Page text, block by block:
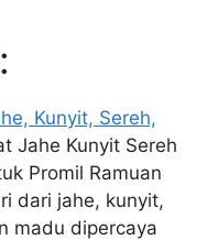
Kunyit, Sereh,
Jahe Kunyit Sereh
Promil Ramuan
dari jahe, kunyit,
madu dipercaya